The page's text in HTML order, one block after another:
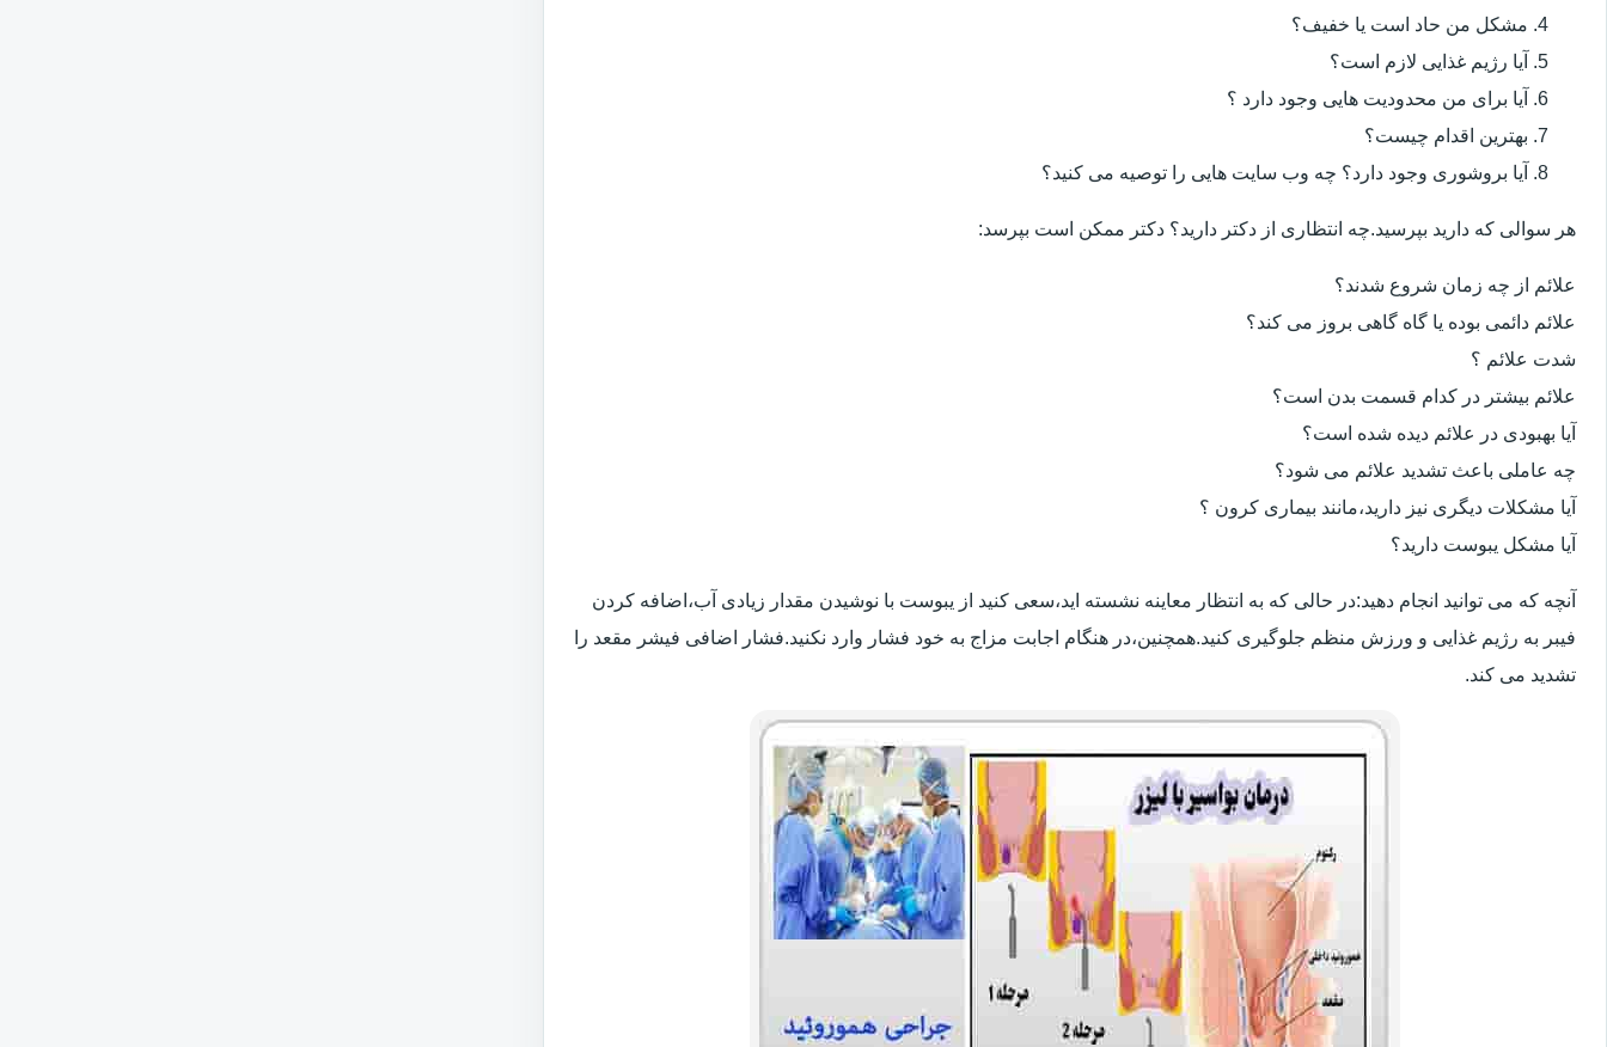
مشکل من حاد است یا خفیف؟
آیا رژیم غذایی لازم است؟
آیا برای من محدودیت هایی وجود دارد ؟
بهترین اقدام چیست؟
آیا بروشوری وجود دارد؟ چه وب سایت هایی را توصیه می کنید؟
هر سوالی که دارید بپرسید.چه انتظاری از دکتر دارید؟ دکتر ممکن است بپرسد:
علائم از چه زمان شروع شدند؟
علائم دائمی بوده یا گاه گاهی بروز می کند؟
شدت علائم ؟
علائم بیشتر در کدام قسمت بدن است؟
آیا بهبودی در علائم دیده شده است؟
چه عاملی باعث تشدید علائم می شود؟
آیا مشکلات دیگری نیز دارید،مانند بیماری کرون ؟
آیا مشکل یبوست دارید؟
آنچه که می توانید انجام دهید:در حالی که به انتظار معاینه نشسته اید،سعی کنید از یبوست با نوشیدن مقدار زیادی آب،اضافه کردن
فیبر به رژیم غذایی و ورزش منظم جلوگیری کنید.همچنین،در هنگام اجابت مزاج به خود فشار وارد نکنید.فشار اضافی فیشر مقعد را
تشدید می کند.